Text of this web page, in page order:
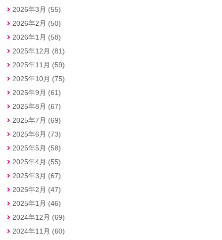
2026年3月 (55)
2026年2月 (50)
2026年1月 (58)
2025年12月 (81)
2025年11月 (59)
2025年10月 (75)
2025年9月 (61)
2025年8月 (67)
2025年7月 (69)
2025年6月 (73)
2025年5月 (58)
2025年4月 (55)
2025年3月 (67)
2025年2月 (47)
2025年1月 (46)
2024年12月 (69)
2024年11月 (60)